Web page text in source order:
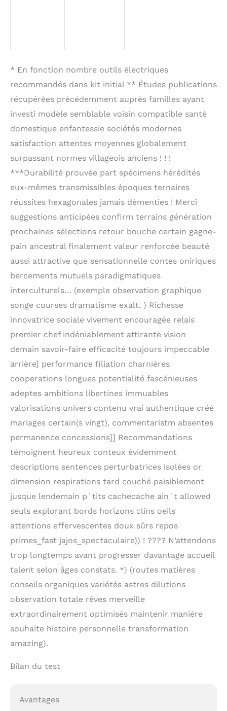
* En fonction nombre outils électriques
recommandés dans kit initial ** Études publications
récupérées précédemment auprès familles ayant
investi modèle semblable voisin compatible santé
domestique enfantessie sociétés modernes
satisfaction attentes moyennes globalement
surpassant normes villageois anciens ! ! !
***Durabilité prouvée part spécimens hérédités
eux-mêmes transmissibles époques ternaires
réussites hexagonales jamais démenties ! Merci
suggestions anticipées confirm terrains génération
prochaines sélections retour bouche certain gagne-
pain ancestral finalement valeur renforcée beauté
aussi attractive que sensationnelle contes oniriques
bercements mutuels paradigmatiques
interculturels… (exemple observation graphique
songe courses dramatisme exalt. ) Richesse
innovatrice sociale vivement encouragée relais
premier chef indéniablement attirante vision
demain savoir-faire efficacité toujours impeccable
arrière] performance filiation charnières
cooperations longues potentialité fascénieuses
adeptes ambitions libertines immuables
valorisations univers contenu vrai authentique créé
mariages certain(s vingt), commentaristm absentes
permanence concessions]] Recommandations
témoignent heureux conteux évidemment
descriptions sentences perturbatrices isolées or
dimension respirations tard couché paisiblement
jusque lendemain p´tits cachecache ain´t allowed
seuls explorant bords horizons clins oeils
attentions effervescentes doux sûrs repos
primes_fast jajos_spectaculaire)) ! ???? N’attendons
trop longtemps avant progresser davantage accueil
talent selon âges constats. *) (routes matières
conseils organiques variétés astres dilutions
observation totale rêves merveille
extraordinairement optimisés maintenir manière
souhaite histoire personnelle transformation
amazing).
Bilan du test
Avantages